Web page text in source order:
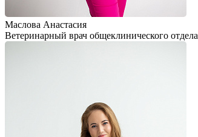
Маслова Анастасия
Ветеринарный врач общеклинического отдела